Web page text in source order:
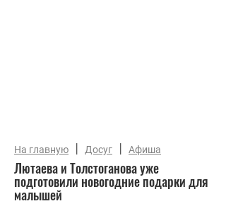
На главную | Досуг | Афиша
Лютаева и Толстоганова уже
подготовили новогодние подарки для
малышей